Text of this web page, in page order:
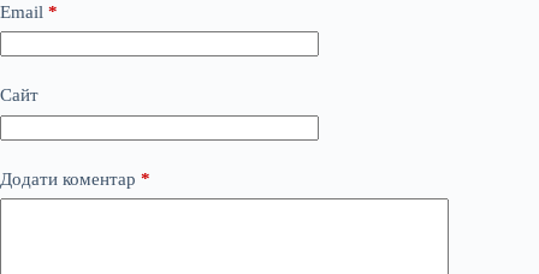
Email *
Сайт
Додати коментар *